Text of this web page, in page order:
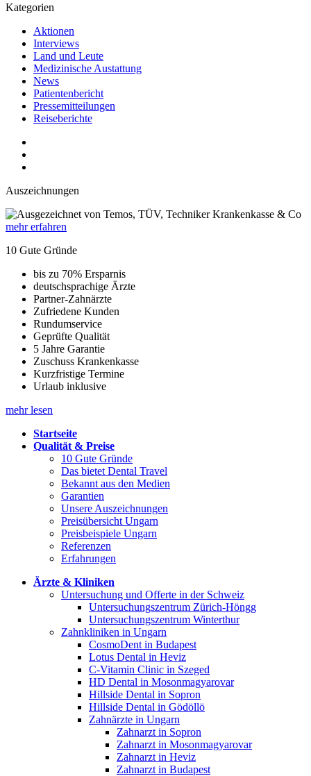
Kategorien
Aktionen
Interviews
Land und Leute
Medizinische Austattung
News
Patientenbericht
Pressemitteilungen
Reiseberichte
Auszeichnungen
mehr erfahren
10 Gute Gründe
bis zu 70% Ersparnis
deutschsprachige Ärzte
Partner-Zahnärzte
Zufriedene Kunden
Rundumservice
Geprüfte Qualität
5 Jahre Garantie
Zuschuss Krankenkasse
Kurzfristige Termine
Urlaub inklusive
mehr lesen
Startseite
Qualität & Preise
10 Gute Gründe
Das bietet Dental Travel
Bekannt aus den Medien
Garantien
Unsere Auszeichnungen
Preisübersicht Ungarn
Preisbeispiele Ungarn
Referenzen
Erfahrungen
Ärzte & Kliniken
Untersuchung und Offerte in der Schweiz
Untersuchungszentrum Zürich-Höngg
Untersuchungszentrum Winterthur
Zahnkliniken in Ungarn
CosmoDent in Budapest
Lotus Dental in Heviz
C-Vitamin Clinic in Szeged
HD Dental in Mosonmagyarovar
Hillside Dental in Sopron
Hillside Dental in Gödöllö
Zahnärzte in Ungarn
Zahnarzt in Sopron
Zahnarzt in Mosonmagyarovar
Zahnarzt in Heviz
Zahnarzt in Budapest